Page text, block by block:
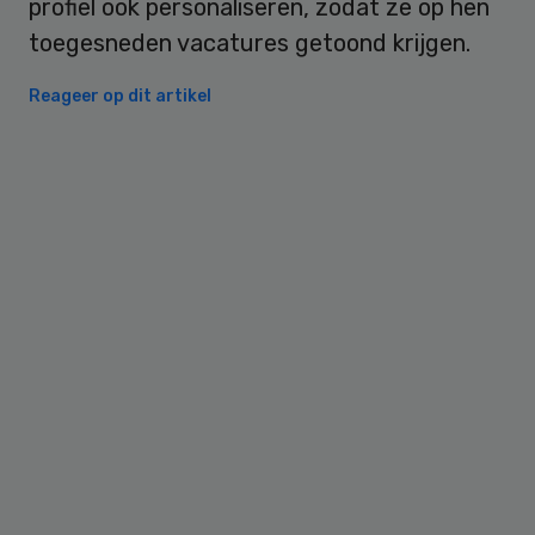
profiel ook personaliseren, zodat ze op hen
toegesneden vacatures getoond krijgen.
Reageer op dit artikel